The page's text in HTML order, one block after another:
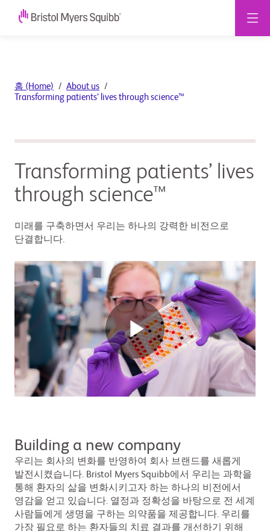
Myers
Transforming
patients’
lives
through
science™
홈 (Home)
About us
Transforming patients’ lives through science™
Transforming patients’ lives
through science™
미래를 구축하면서 우리는 하나의 강력한 비전으로
단결합니다.
비
오
Building a new company
우리는 회사의 변화를 반영하여 회사 브랜드를 새롭게
발전시켰습니다. Bristol Myers Squibb에서 우리는 과학을
통해 환자의 삶을 변화시키고자 하는 하나의 비전에서
영감을 얻고 있습니다. 열정과 정확성을 바탕으로 전 세계
사람들에게 생명을 구하는 의약품을 제공합니다. 우리를
가장 필요로 하는 환자들의 치료 결과를 개선하기 위해